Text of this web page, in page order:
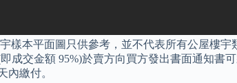
樣本平面圖只供參考，並不代表所有公屋樓
成交金額 95%)於賣方向買方發出書面通知書
內繳付。